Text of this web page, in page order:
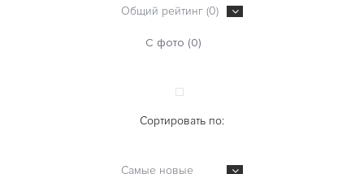
Общий рейтинг (0)
С фото (0)
Сортировать по:
Самые новые